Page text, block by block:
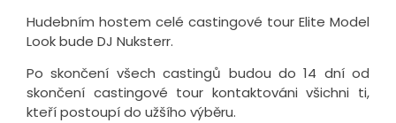
Hudebním hostem celé castingové tour Elite Model
Look bude DJ Nuksterr.
Po skončení všech castingů budou do 14 dní od
skončení castingové tour kontaktováni všichni ti,
kteří postoupí do užšího výběru.